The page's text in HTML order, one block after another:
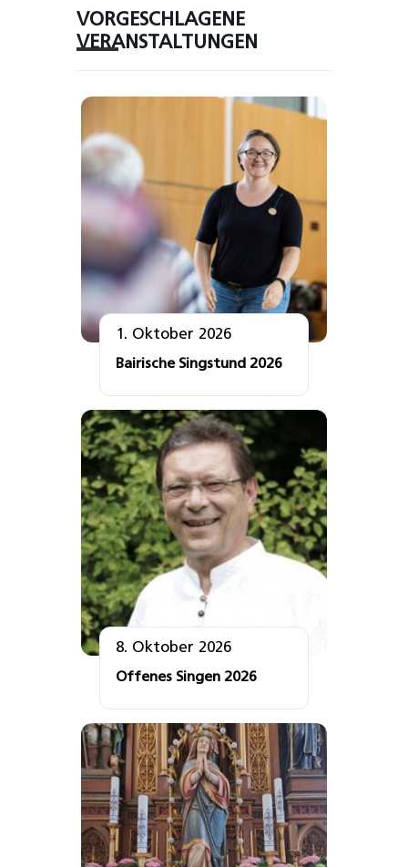
VORGESCHLAGENE
VERANSTALTUNGEN
1. Oktober 2026
Bairische Singstund 2026
8. Oktober 2026
Offenes Singen 2026